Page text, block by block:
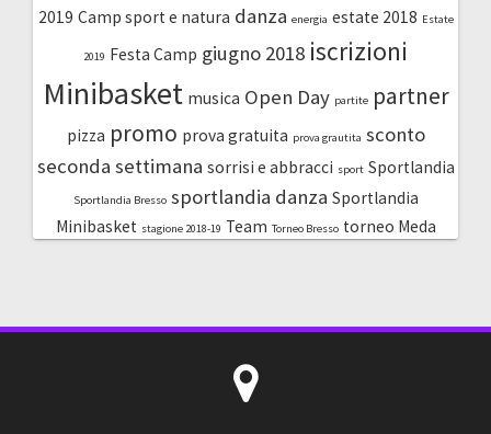
2019 Camp sport e natura danza energia estate 2018 Estate
2019 Festa Camp giugno 2018 iscrizioni
Minibasket musica Open Day partite partner
pizza promo prova gratuita prova grautita sconto
seconda settimana sorrisi e abbracci sport Sportlandia
Sportlandia Bresso sportlandia danza Sportlandia
Minibasket stagione 2018-19 Team Torneo Bresso torneo Meda